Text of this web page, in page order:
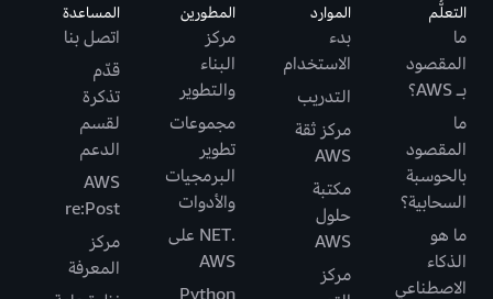
التعلُّم
ما
المقصود
بـ AWS؟
ما
المقصود
بالحوسبة
السحابية؟
ما هو
الذكاء
الاصطناعي
الموارد
بدء
الاستخدام
التدريب
مركز ثقة
AWS
مكتبة
حلول
AWS
مركز
المطورين
مركز
البناء
والتطوير
مجموعات
تطوير
البرمجيات
والأدوات
.NET على
AWS
المساعدة
اتصل بنا
قدّم
تذكرة
لقسم
الدعم
AWS
re:Post
مركز
المعرفة